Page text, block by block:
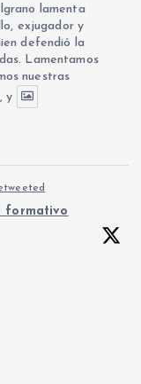
lamenta
exjugador y
defendió la
Lamentamos
nuestras
y
formativo